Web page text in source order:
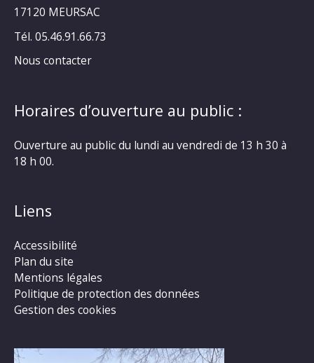
17120 MEURSAC
Tél. 05.46.91.66.73
Nous contacter
Horaires d’ouverture au public :
Ouverture au public du lundi au vendredi de 13 h 30 à
18 h 00.
Liens
Accessibilité
Plan du site
Mentions légales
Politique de protection des données
Gestion des cookies